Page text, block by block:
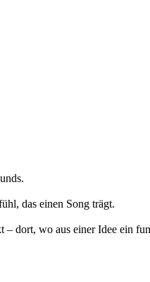
das einen Song trägt.
– dort, wo aus einer Idee ein